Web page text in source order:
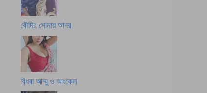
বৌদির সোনায় আদর
বিধবা আম্মু ও আংকেল